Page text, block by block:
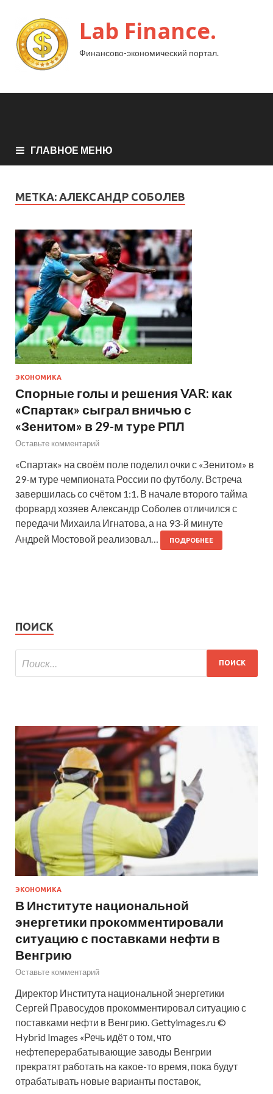
Lab Finance.
Финансово-экономический портал.
ГЛАВНОЕ МЕНЮ
МЕТКА: АЛЕКСАНДР СОБОЛЕВ
ЭКОНОМИКА
Спорные голы и решения VAR: как
«Спартак» сыграл вничью с
«Зенитом» в 29-м туре РПЛ
Оставьте комментарий
«Спартак» на своём поле поделил очки с «Зенитом» в
29-м туре чемпионата России по футболу. Встреча
завершилась со счётом 1:1. В начале второго тайма
форвард хозяев Александр Соболев отличился с
передачи Михаила Игнатова, а на 93-й минуте
Андрей Мостовой реализовал…
ПОДРОБНЕЕ
ПОИСК
ЭКОНОМИКА
В Институте национальной
энергетики прокомментировали
ситуацию с поставками нефти в
Венгрию
Оставьте комментарий
Директор Института национальной энергетики
Сергей Правосудов прокомментировал ситуацию с
поставками нефти в Венгрию. Gettyimages.ru ©
Hybrid Images «Речь идёт о том, что
нефтеперерабатывающие заводы Венгрии
прекратят работать на какое-то время, пока будут
отрабатывать новые варианты поставок,